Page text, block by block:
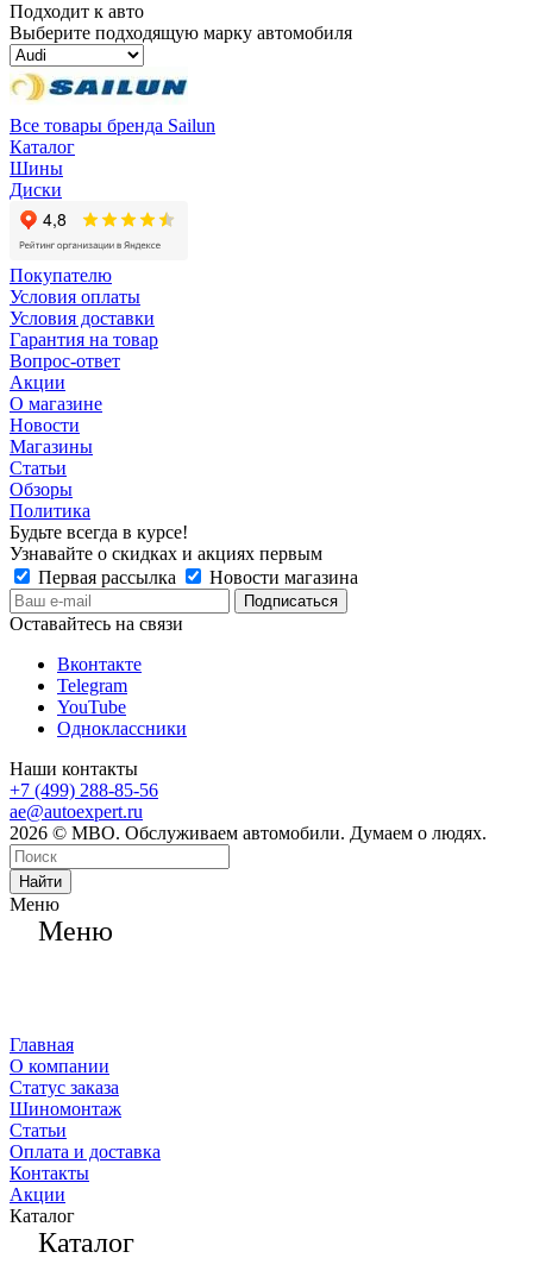
Подходит к авто
Выберите подходящую марку автомобиля
Все товары бренда Sailun
Каталог
Шины
Диски
Покупателю
Условия оплаты
Условия доставки
Гарантия на товар
Вопрос-ответ
Акции
О магазине
Новости
Магазины
Статьи
Обзоры
Политика
Будьте всегда в курсе!
Узнавайте о скидках и акциях первым
Первая рассылка
Новости магазина
Оставайтесь на связи
Вконтакте
Telegram
YouTube
Одноклассники
Наши контакты
+7 (499) 288-85-56
ae@autoexpert.ru
2026 © МВО. Обслуживаем автомобили. Думаем о людях.
Найти
Меню
Меню
Главная
О компании
Статус заказа
Шиномонтаж
Статьи
Оплата и доставка
Контакты
Акции
Каталог
Каталог